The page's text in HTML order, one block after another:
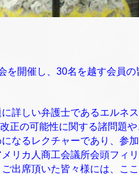
開催し、30名を越す会員の
詳しい弁護士であるエルネ
正の可能性に関する諸問題
なるレクチャーであり、参
リカ人商工会議所会頭フィ
出席頂いた皆々様には、こ